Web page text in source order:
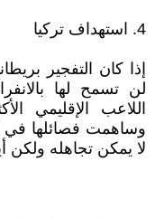
4. استهداف تركيا
إذا كان التفجير
لن تسمح لها
اللاعب الإقليمي
وساهمت فصائلها في
لا يمكن تجاهله ولكن